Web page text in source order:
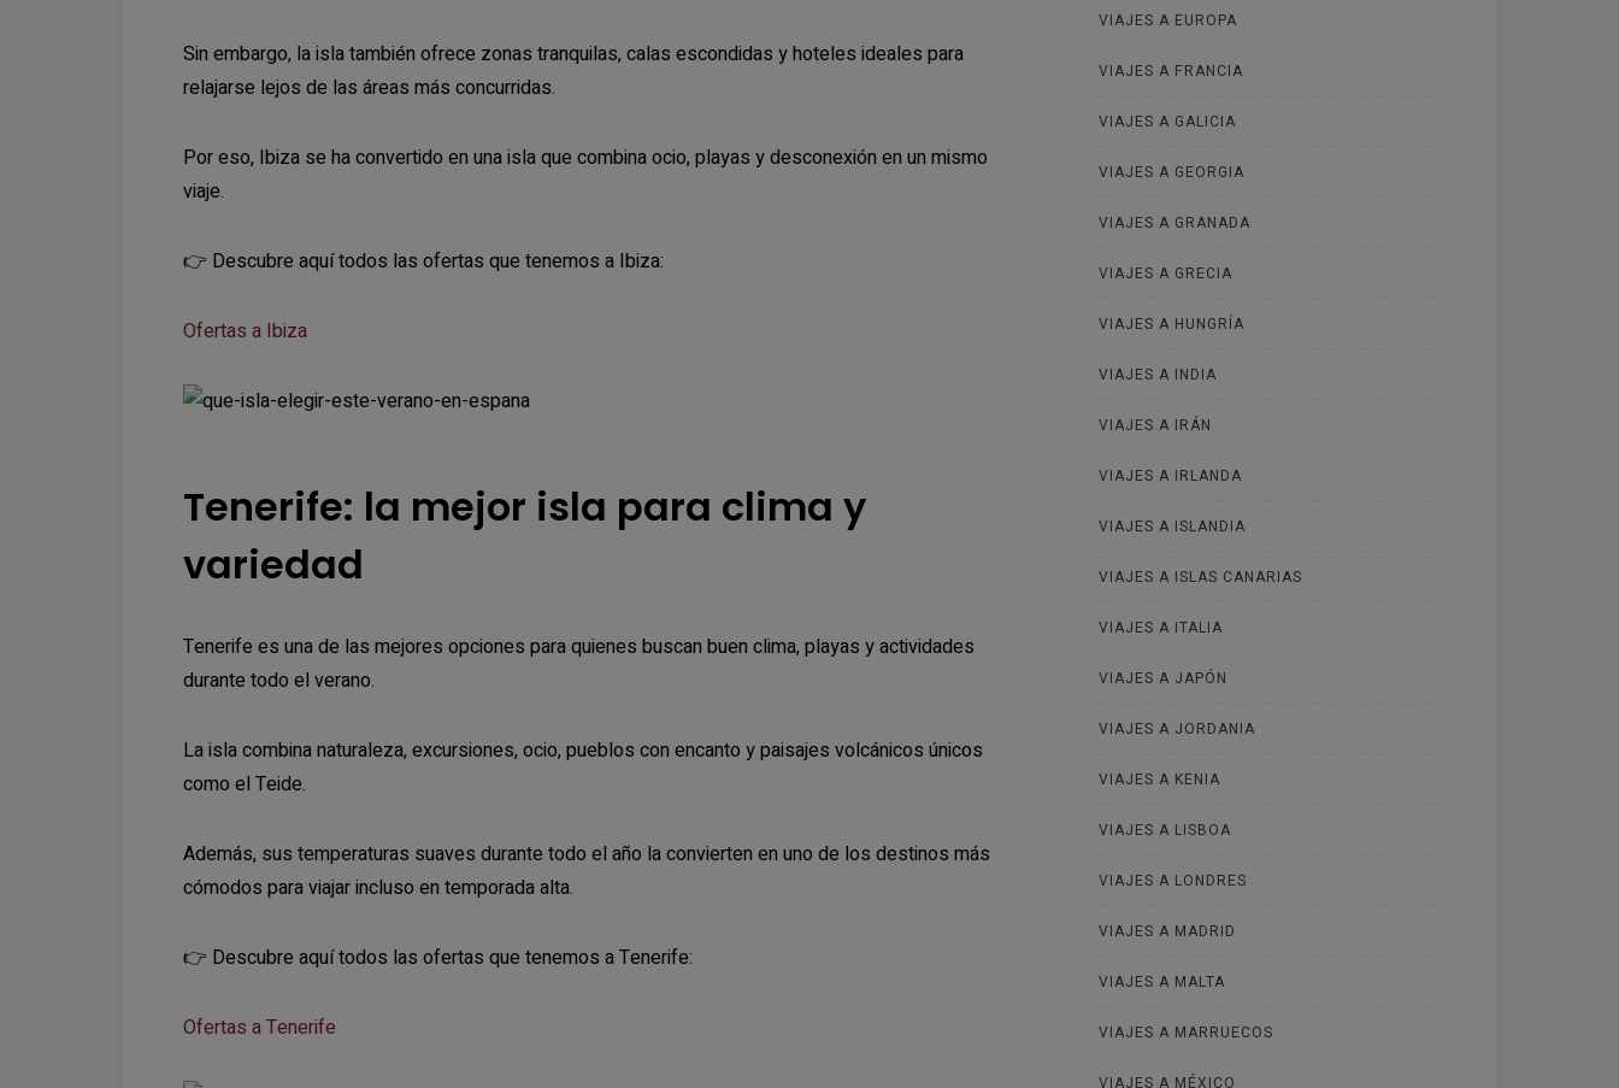
Sin embargo, la isla también ofrece zonas tranquilas, calas escondidas y hoteles ideales para
relajarse lejos de las áreas más concurridas.
Por eso, Ibiza se ha convertido en una isla que combina ocio, playas y desconexión en un mismo
viaje.
👉 Descubre aquí todos las ofertas que tenemos a Ibiza:
Ofertas a Ibiza
Tenerife: la mejor isla para clima y
variedad
Tenerife es una de las mejores opciones para quienes buscan buen clima, playas y actividades
durante todo el verano.
La isla combina naturaleza, excursiones, ocio, pueblos con encanto y paisajes volcánicos únicos
como el Teide.
Además, sus temperaturas suaves durante todo el año la convierten en uno de los destinos más
cómodos para viajar incluso en temporada alta.
👉 Descubre aquí todos las ofertas que tenemos a Tenerife:
Ofertas a Tenerife
VIAJES A EUROPA
VIAJES A FRANCIA
VIAJES A GALICIA
VIAJES A GEORGIA
VIAJES A GRANADA
VIAJES A GRECIA
VIAJES A HUNGRÍA
VIAJES A INDIA
VIAJES A IRÁN
VIAJES A IRLANDA
VIAJES A ISLANDIA
VIAJES A ISLAS CANARIAS
VIAJES A ITALIA
VIAJES A JAPÓN
VIAJES A JORDANIA
VIAJES A KENIA
VIAJES A LISBOA
VIAJES A LONDRES
VIAJES A MADRID
VIAJES A MALTA
VIAJES A MARRUECOS
VIAJES A MÉXICO